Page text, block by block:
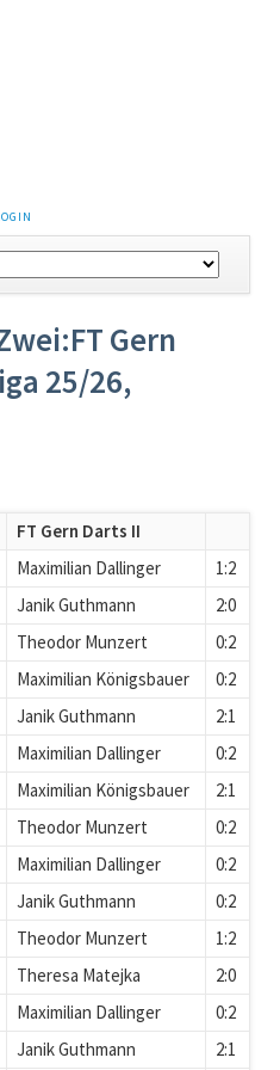
Gern
25/26,
FT Gern Darts II
Maximilian Dallinger
1:2
Janik Guthmann
2:0
Theodor Munzert
0:2
Maximilian Königsbauer
0:2
Janik Guthmann
2:1
Maximilian Dallinger
0:2
Maximilian Königsbauer
2:1
Theodor Munzert
0:2
Maximilian Dallinger
0:2
Janik Guthmann
0:2
Theodor Munzert
1:2
Theresa Matejka
2:0
Maximilian Dallinger
0:2
Janik Guthmann 2:1